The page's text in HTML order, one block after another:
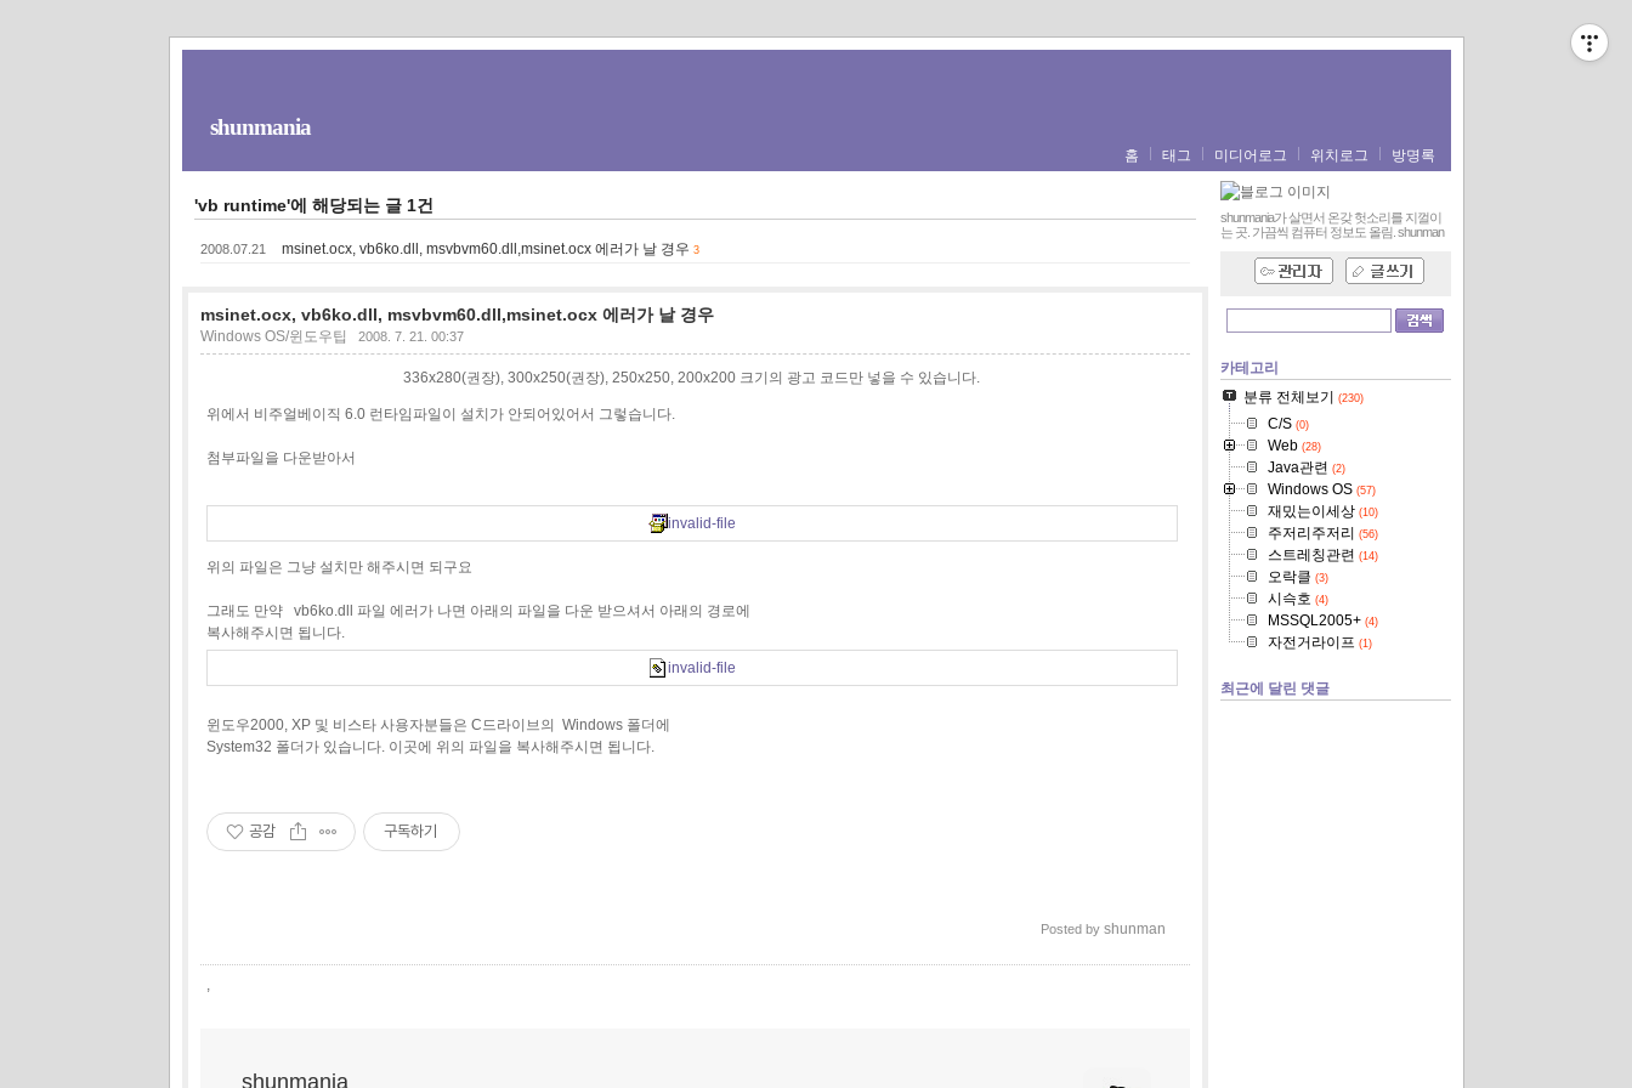
shunmania
홈 태그 미디어로그 위치로그 방명록
'vb runtime'에 해당되는 글 1건
2008.07.21 msinet.ocx, vb6ko.dll, msvbvm60.dll,msinet.ocx 에러가 날 경우 3
msinet.ocx, vb6ko.dll, msvbvm60.dll,msinet.ocx 에러가 날 경우
Windows OS/윈도우팁 2008. 7. 21. 00:37
336x280(권장), 300x250(권장), 250x250, 200x200 크기의 광고 코드만 넣을 수 있습니다.
위에서 비주얼베이직 6.0 런타임파일이 설치가 안되어있어서 그렇습니다.
첨부파일을 다운받아서
invalid-file
위의 파일은 그냥 설치만 해주시면 되구요
그래도 만약 vb6ko.dll 파일 에러가 나면 아래의 파일을 다운 받으셔서 아래의 경로에
복사해주시면 됩니다.
invalid-file
윈도우2000, XP 및 비스타 사용자분들은 C드라이브의 Windows 폴더에
System32 폴더가 있습니다. 이곳에 위의 파일을 복사해주시면 됩니다.
공감 구독하기
Posted by shunman
shunmania
shunmania가 살면서 온갖 헛소리를 지껄이
는 곳. 가끔씩 컴퓨터 정보도 올림. shunman
카테고리
분류 전체보기
(230)
C/S(0)
Web(28)
Java관련 (2)
Windows OS(57)
재밌는이세상(10)
주저리주저리 (56)
스트레칭관련 (14)
오락클 (3)
시슥호 (4)
MSSQL2005+(4)
자전거라이프 (1)
최근에 달린 댓글